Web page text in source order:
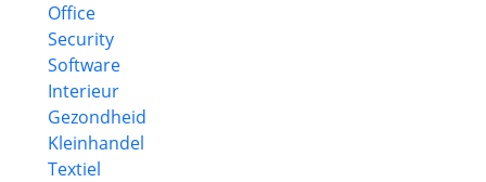
Office
Security
Software
Interieur
Gezondheid
Kleinhandel
Textiel